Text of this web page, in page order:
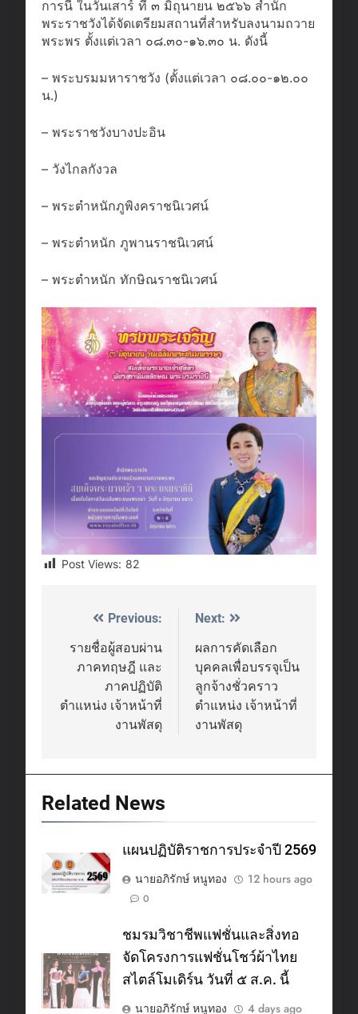
การนี้ ในวันเสาร์ ที่ ๓ มิถุนายน ๒๕๖๖ สำนัก
พระราชวังได้จัดเตรียมสถานที่สำหรับลงนามถวาย
พระพร ตั้งแต่เวลา ๐๘.๓๐-๑๖.๓๐ น. ดังนี้
– พระบรมมหาราชวัง (ตั้งแต่เวลา ๐๘.๐๐-๑๒.๐๐
น.)
– พระราชวังบางปะอิน
– วังไกลกังวล
– พระตำหนักภูพิงคราชนิเวศน์
– พระตำหนัก ภูพานราชนิเวศน์
– พระตำหนัก ทักษิณราชนิเวศน์
Post Views: 82
Post
navigation
Previous:
รายชื่อผู้สอบผ่าน
ภาคทฤษฎี และ
ภาคปฏิบัติ
ตำแหน่ง เจ้าหน้าที่
งานพัสดุ
Next:
ผลการคัดเลือก
บุคคลเพื่อบรรจุเป็น
ลูกจ้างชั่วคราว
ตำแหน่ง เจ้าหน้าที่
งานพัสดุ
Related News
แผนปฏิบัติราชการประจำปี 2569
นายอภิรักษ์ หนูทอง
12 hours ago
0
ชมรมวิชาชีพแฟชั่นและสิ่งทอ
จัดโครงการแฟชั่นโชว์ผ้าไทย
สไตล์โมเดิร์น วันที่ ๕ ส.ค. นี้
นายอภิรักษ์ หนูทอง
4 days ago